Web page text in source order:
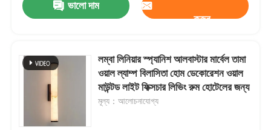
ভালো দাম
করুন
লম্বা লিনিয়ার স্প্যানিশ আলবাস্টার মার্বেল তামা
ওয়াল ল্যাম্প বিলাসিতা হোম ডেকোরেশন ওয়াল
মাউন্টড লাইট ফিক্সচার লিভিং রুম হোটেলের জন্য
মূল্য：আলোচনাযোগ্য